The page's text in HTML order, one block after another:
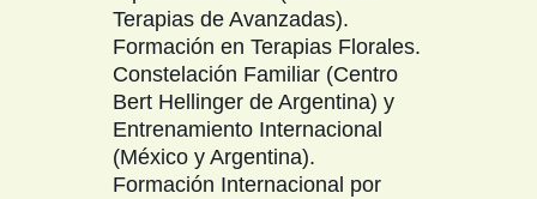
Terapias de Avanzadas).
Formación en Terapias Florales.
Constelación Familiar (Centro
Bert Hellinger de Argentina) y
Entrenamiento Internacional
(México y Argentina).
Formación Internacional por